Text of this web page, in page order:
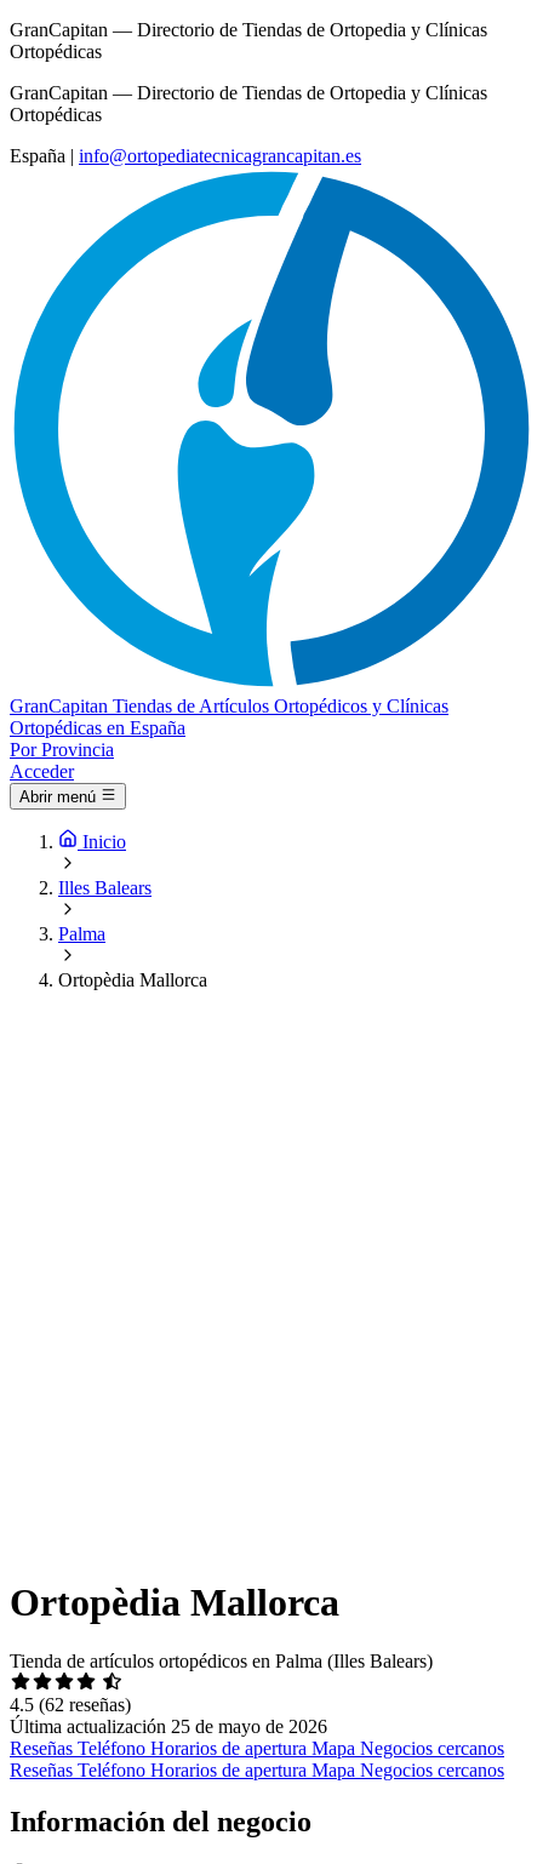
GranCapitan — Directorio de Tiendas de Ortopedia y Clínicas
Ortopédicas
GranCapitan — Directorio de Tiendas de Ortopedia y Clínicas
Ortopédicas
España | info@ortopediatecnicagrancapitan.es
GranCapitan Tiendas de Artículos Ortopédicos y Clínicas
Ortopédicas en España
Por Provincia
Acceder
Abrir menú
Inicio
Illes Balears
Palma
Ortopèdia Mallorca
Ortopèdia Mallorca
Tienda de artículos ortopédicos en Palma (Illes Balears)
4.5 (62 reseñas)
Última actualización 25 de mayo de 2026
Reseñas Teléfono Horarios de apertura Mapa Negocios cercanos
Reseñas Teléfono Horarios de apertura Mapa Negocios cercanos
Información del negocio